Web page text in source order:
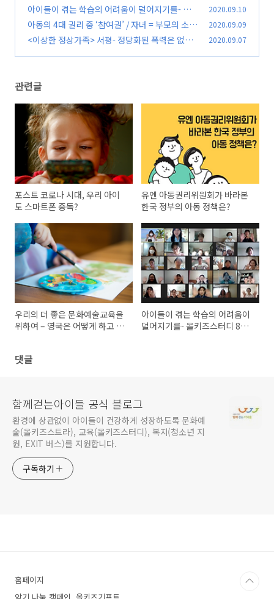
어떻게 하고 있을까?
(0)
아이들이 겪는 학습의 어려움이 덜어지기를- 올
키즈스터디 8월 교사교육 이야기
(0)
2020.09.10
아동의 4대 권리 중 ‘참여권’ / 자녀 = 부모의 소유
물이란 잘못된 인식 (0)
2020.09.09
<이상한 정상가족> 서평- 정당화된 폭력은 없다 2020.09.07
관련글
포스트 코로나 시대, 우리 아이
도 스마트폰 중독?
유엔 아동권리위원회가 바라본
한국 정부의 아동 정책은?
우리의 더 좋은 문화예술교육을
위하여 – 영국은 어떻게 하고 있
아이들이 겪는 학습의 어려움이
덜어지기를- 올키즈스터디 8월
댓글
함께걷는아이들 공식 블로그
환경에 상관없이 아이들이 건강하게 성장하도록 문화예
술(올키즈스트라), 교육(올키즈스터디), 복지(청소년 지
원, EXIT 버스)를 지원합니다.
구독하기
홈페이지